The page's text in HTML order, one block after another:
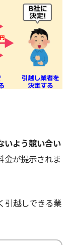
いよう競い合い
金が提示されま
引越しできる業